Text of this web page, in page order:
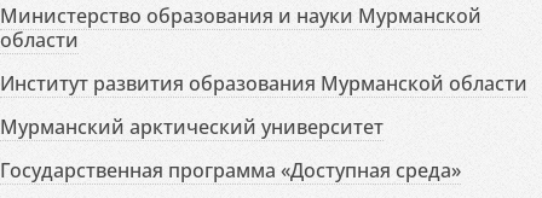
Министерство образования и науки Мурманской
области
Институт развития образования Мурманской области
Мурманский арктический университет
Государственная программа «Доступная среда»